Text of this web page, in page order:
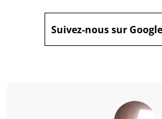
Suivez-nous sur